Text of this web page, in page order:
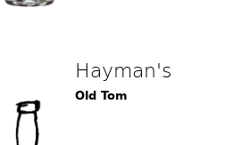
Hayman's
Old Tom